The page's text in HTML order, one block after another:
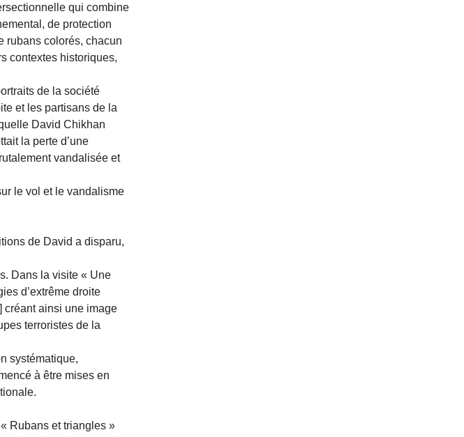
qui combine
de protection
rubans colorés, chacun
contextes historiques,
de la société
et les partisans de la
David Chikhan
la perte d’une
vandalisée et
le vol et le vandalisme
de David a disparu,
Dans la visite « Une
d’extrême droite
créant ainsi une image
terroristes de la
systématique,
à être mises en
Rubans et triangles »